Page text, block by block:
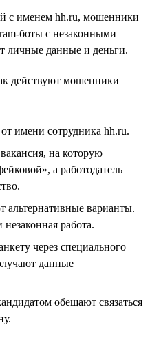
с именем hh.ru, мошенники
боты с незаконными
личные данные и деньги.
действуют мошенники
имени сотрудника hh.ru.
на которую
а работодатель
варианты.
работа.
через специального
данные
обещают связаться